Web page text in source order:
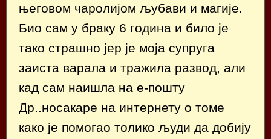
његовом чаролијом љубави и магије.
Био сам у браку 6 година и било је
тако страшно јер је моја супруга
заиста варала и тражила развод, али
кад сам наишла на е-пошту
Др..носакаре на интернету о томе
како је помогао толико људи да добију